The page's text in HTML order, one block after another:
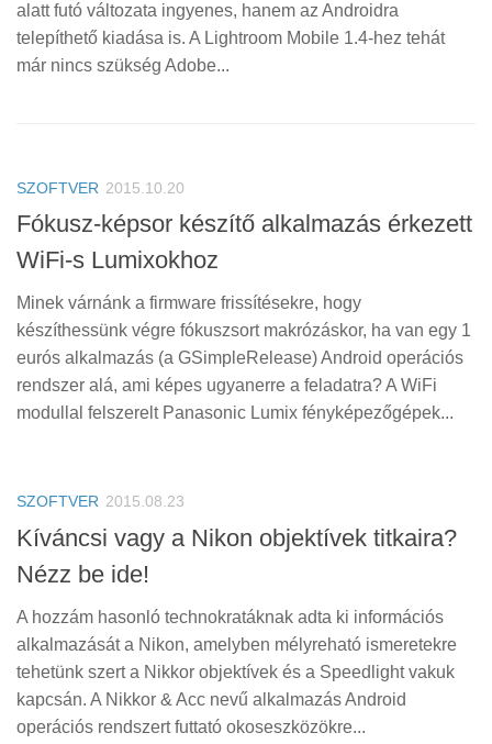
alatt futó változata ingyenes, hanem az Androidra
telepíthető kiadása is. A Lightroom Mobile 1.4-hez tehát
már nincs szükség Adobe...
SZOFTVER 2015.10.20
Fókusz-képsor készítő alkalmazás érkezett
WiFi-s Lumixokhoz
Minek várnánk a firmware frissítésekre, hogy
készíthessünk végre fókuszsort makrózáskor, ha van egy 1
eurós alkalmazás (a GSimpleRelease) Android operációs
rendszer alá, ami képes ugyanerre a feladatra? A WiFi
modullal felszerelt Panasonic Lumix fényképezőgépek...
SZOFTVER 2015.08.23
Kíváncsi vagy a Nikon objektívek titkaira?
Nézz be ide!
A hozzám hasonló technokratáknak adta ki információs
alkalmazását a Nikon, amelyben mélyreható ismeretekre
tehetünk szert a Nikkor objektívek és a Speedlight vakuk
kapcsán. A Nikkor & Acc nevű alkalmazás Android
operációs rendszert futtató okoseszközökre...